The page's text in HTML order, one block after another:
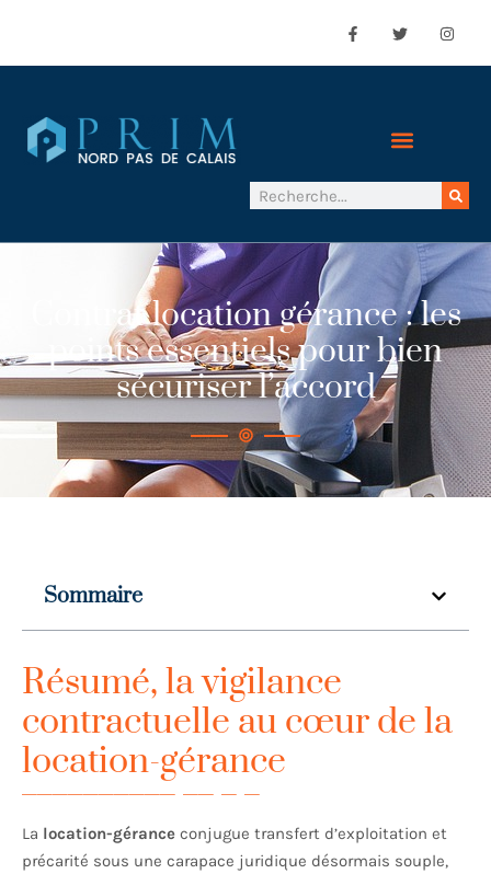
Contrat location gérance : les
points essentiels pour bien
sécuriser l’accord
Sommaire
Résumé, la vigilance
contractuelle au cœur de la
location-gérance
La location-gérance conjugue transfert d’exploitation et
précarité sous une carapace juridique désormais souple,